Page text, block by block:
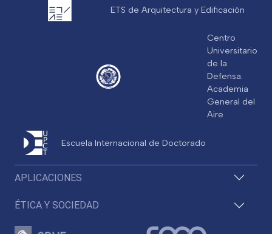
APLICACIONES
ÉTICA Y SOCIEDAD
ETS de Arquitectura y Edificación
Centro
Universitario
de la
Defensa.
Academia
General del
Aire
Escuela Internacional de Doctorado